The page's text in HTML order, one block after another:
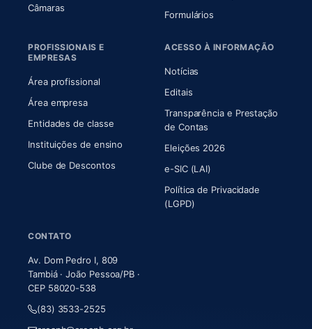
Câmaras(abre em nova aba)
Formulários
PROFISSIONAIS E
EMPRESAS
Área profissional
Área empresa
Entidades de classe
Instituições de ensino
Clube de Descontos
ACESSO À INFORMAÇÃO
Notícias
Editais
Transparência e Prestação
de Contas
Eleições 2026
e-SIC (LAI)
Política de Privacidade
(LGPD)
CONTATO
Av. Dom Pedro I, 809
Tambiá · João Pessoa/PB ·
CEP 58020-538
(83) 3533-2525